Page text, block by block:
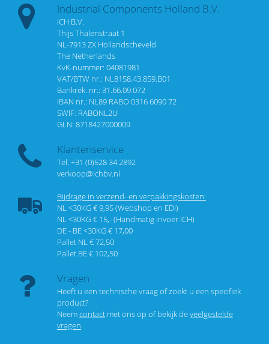
Industrial Components Holland B.V.
ICH B.V.
Thijs Thalenstraat 1
NL-7913 ZX Hollandscheveld
The Netherlands
KvK-nummer: 04081981
VAT/BTW nr.: NL8158.43.859.B01
Bankrek. nr.: 31.66.09.072
IBAN nr.: NL89 RABO 0316 6090 72
SWIF: RABONL2U
GLN: 8718427000009
Klantenservice
Tel. +31 (0)528 34 2892
verkoop@ichbv.nl
Bijdrage in verzend- en verpakkingskosten:
NL <30KG € 9,95 (Webshop en EDI)
NL <30KG € 15,- (Handmatig invoer ICH)
DE - BE <30KG € 17,00
Pallet NL € 72,50
Pallet BE € 102,50
Vragen
Heeft u een technische vraag of zoekt u een specifiek
product?
Neemcontact met ons op of bekijk deveelgestelde
vragen.